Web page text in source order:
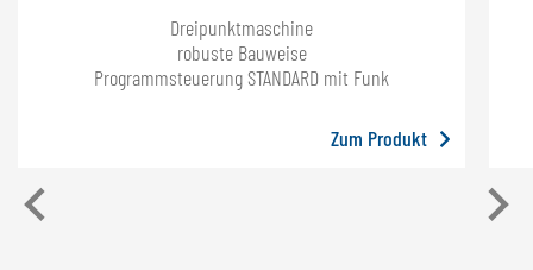
Dreipunktmaschine
robuste Bauweise
Programmsteuerung STANDARD mit Funk
Zum Produkt